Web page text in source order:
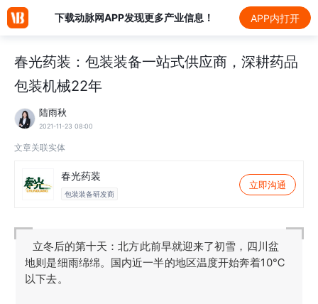
下载动脉网APP发现更多产业信息！ APP内打开
春光药装：包装装备一站式供应商，深耕药品
包装机械22年
陆雨秋
2021-11-23 08:00
文章关联实体
春光药装
包装装备研发商
立即沟通
立冬后的第十天：北方此前早就迎来了初雪，四川盆
地则是细雨绵绵。国内近一半的地区温度开始奔着10℃
以下去。